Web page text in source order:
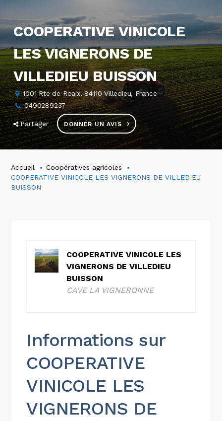
COOPERATIVE VINICOLE
LES VIGNERONS DE
VILLEDIEU BUISSON
1001 Rte de Roaix, 84110 Villedieu, France
0490289237
Partager DONNER UN AVIS
Accueil
Coopératives agricoles
COOPERATIVE VINICOLE LES VIGNERONS DE VILLEDIEU
BUISSON
COOPERATIVE VINICOLE LES
VIGNERONS DE VILLEDIEU
BUISSON
CAVE LA VIGNERONNE
Informations sur
COOPERATIVE
VINICOLE LES
VIGNERONS DE